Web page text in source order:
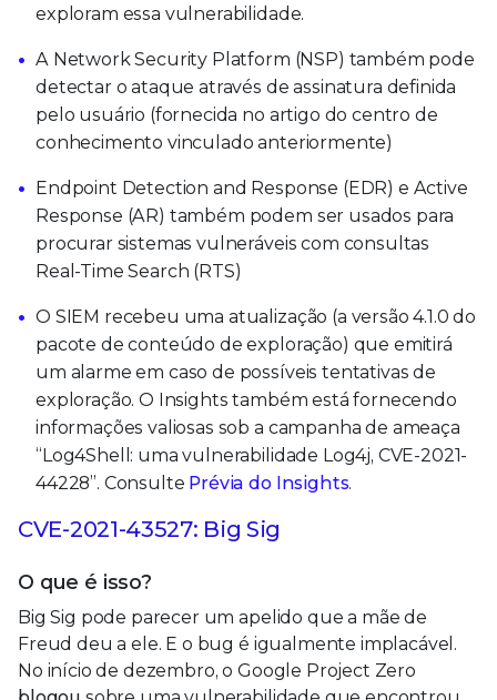
exploram essa vulnerabilidade.
A Network Security Platform (NSP) também pode
detectar o ataque através de assinatura definida
pelo usuário (fornecida no artigo do centro de
conhecimento vinculado anteriormente)
Endpoint Detection and Response (EDR) e Active
Response (AR) também podem ser usados para
procurar sistemas vulneráveis com consultas
Real-Time Search (RTS)
O SIEM recebeu uma atualização (a versão 4.1.0 do
pacote de conteúdo de exploração) que emitirá
um alarme em caso de possíveis tentativas de
exploração. O Insights também está fornecendo
informações valiosas sob a campanha de ameaça
“Log4Shell: uma vulnerabilidade Log4j, CVE-2021-
44228”. Consulte Prévia do Insights.
CVE-2021-43527: Big Sig
O que é isso?
Big Sig pode parecer um apelido que a mãe de
Freud deu a ele. E o bug é igualmente implacável.
No início de dezembro, o Google Project Zero